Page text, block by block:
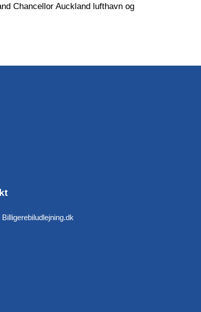
Chancellor Auckland lufthavn og